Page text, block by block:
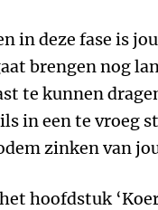
in deze fase is
brengen nog
te kunnen
in een te vroeg
zinken van
hoofdstuk